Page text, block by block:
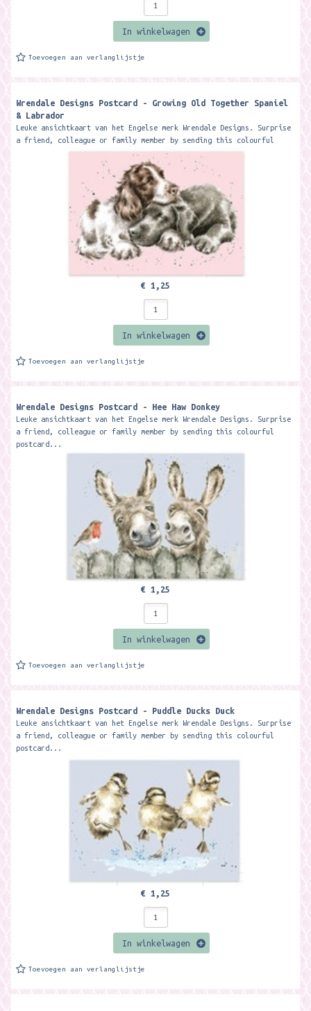
In winkelwagen
Toevoegen aan verlanglijstje
Wrendale Designs Postcard - Growing Old Together Spaniel
& Labrador
Leuke ansichtkaart van het Engelse merk Wrendale Designs. Surprise
a friend, colleague or family member by sending this colourful
€ 1,25
In winkelwagen
Toevoegen aan verlanglijstje
Wrendale Designs Postcard - Hee Haw Donkey
Leuke ansichtkaart van het Engelse merk Wrendale Designs. Surprise
a friend, colleague or family member by sending this colourful
postcard...
€ 1,25
In winkelwagen
Toevoegen aan verlanglijstje
Wrendale Designs Postcard - Puddle Ducks Duck
Leuke ansichtkaart van het Engelse merk Wrendale Designs. Surprise
a friend, colleague or family member by sending this colourful
postcard...
€ 1,25
In winkelwagen
Toevoegen aan verlanglijstje